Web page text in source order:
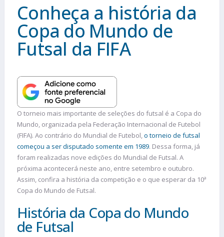
Conheça a história da
Copa do Mundo de
Futsal da FIFA
O torneio mais importante de seleções do futsal é a Copa do
Mundo, organizada pela Federação Internacional de Futebol
(FIFA). Ao contrário do Mundial de Futebol,o torneio de futsal
começou a ser disputado somente em 1989. Dessa forma, já
foram realizadas nove edições do Mundial de Futsal. A
próxima acontecerá neste ano, entre setembro e outubro.
Assim, confira a história da competição e o que esperar da 10ª
Copa do Mundo de Futsal.
História da Copa do Mundo
de Futsal